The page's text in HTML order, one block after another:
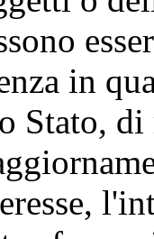
in
Stato,